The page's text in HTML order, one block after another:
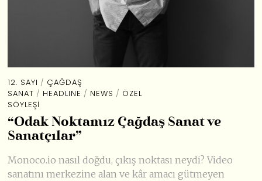
12. SAYI / ÇAĞDAŞ
SANAT / HEADLINE / NEWS / ÖZEL
SÖYLEŞI
“Odak Noktamız Çağdaş Sanat ve
Sanatçılar”
Monoco.io nasıl doğdu, çıkış noktası neydi? Video
sanatını merkezine alan ve kâr amacı gütmeyen